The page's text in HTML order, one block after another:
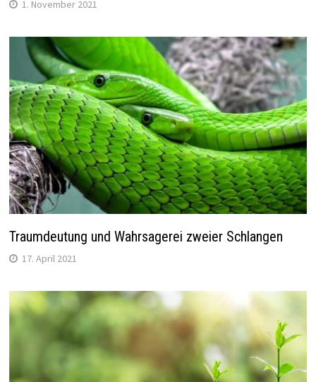
1. November 2021
Traumdeutung und Wahrsagerei zweier Schlangen
17. April 2021